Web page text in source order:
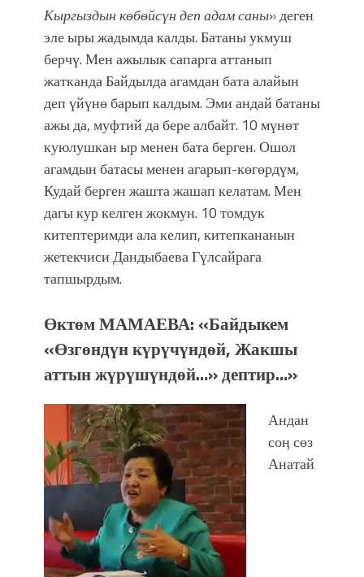
Кыргыздын көбөйсүн деп адам саны» деген
эле ыры жадымда калды. Батаны укмуш
берчү. Мен ажылык сапарга аттанып
жатканда Байдылда агамдан бата алайын
деп үйүнө барып калдым. Эми андай батаны
ажы да, муфтий да бере албайт. 10 мүнөт
куюлушкан ыр менен бата берген. Ошол
агамдын батасы менен агарып-көгөрдүм,
Кудай берген жашта жашап келатам. Мен
дагы кур келген жокмун. 10 томдук
китептеримди ала келип, китепкананын
жетекчиси Дандыбаева Гүлсайрага
тапшырдым.
Өктөм МАМАЕВА: «Байдыкем
«Өзгөндүн күрүчүндөй, Жакшы
аттын жүрүшүндөй…» дептир…»
Андан
соӊ сөз
Анатай